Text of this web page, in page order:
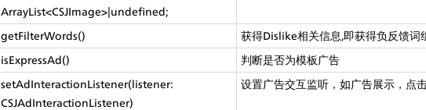
ArrayList<CSJImage>|undefined;
getFilterWords()
获得Dislike相关信息,即获得负反馈词
isExpressAd()
判断是否为模板广告
setAdInteractionListener(listener:
CSJAdInteractionListener)
设置广告交互监听，如广告展示，点